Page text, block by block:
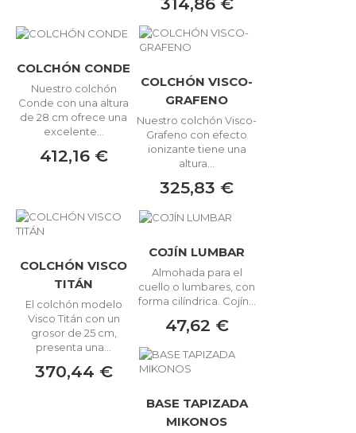
COLCHÓN CONDE
Nuestro colchón
Conde con una altura
de 28 cm ofrece una
excelente...
412,16 €
COLCHÓN VISCO-
GRAFENO
Nuestro colchón Visco-
Grafeno con efecto
ionizante tiene una
altura...
325,83 €
COLCHÓN VISCO
TITÁN
El colchón modelo
Visco Titán con un
grosor de 25 cm,
presenta una...
370,44 €
COJÍN LUMBAR
Almohada para el
cuello o lumbares, con
forma cilíndrica. Cojín...
47,62 €
BASE TAPIZADA
MIKONOS